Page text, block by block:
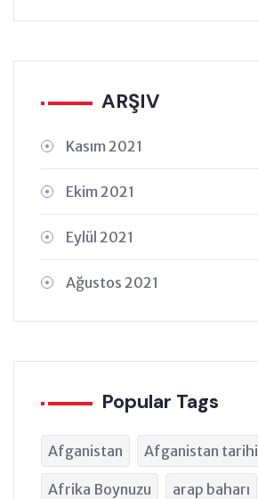
ARŞIV
Kasım 2021
Ekim 2021
Eylül 2021
Ağustos 2021
Popular Tags
Afganistan Afganistan tarihi
Afrika Boynuzu arap baharı